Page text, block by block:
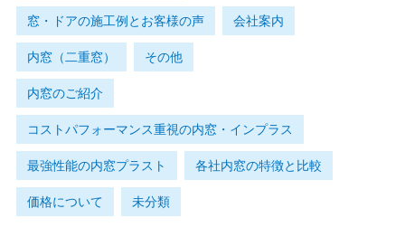
窓・ドアの施工例とお客様の声
内窓（二重窓） その他
会社案内
内窓のご紹介
コストパフォーマンス重視の内窓・インプラス
最強性能の内窓プラスト 各社内窓の特徴と比較
価格について 未分類